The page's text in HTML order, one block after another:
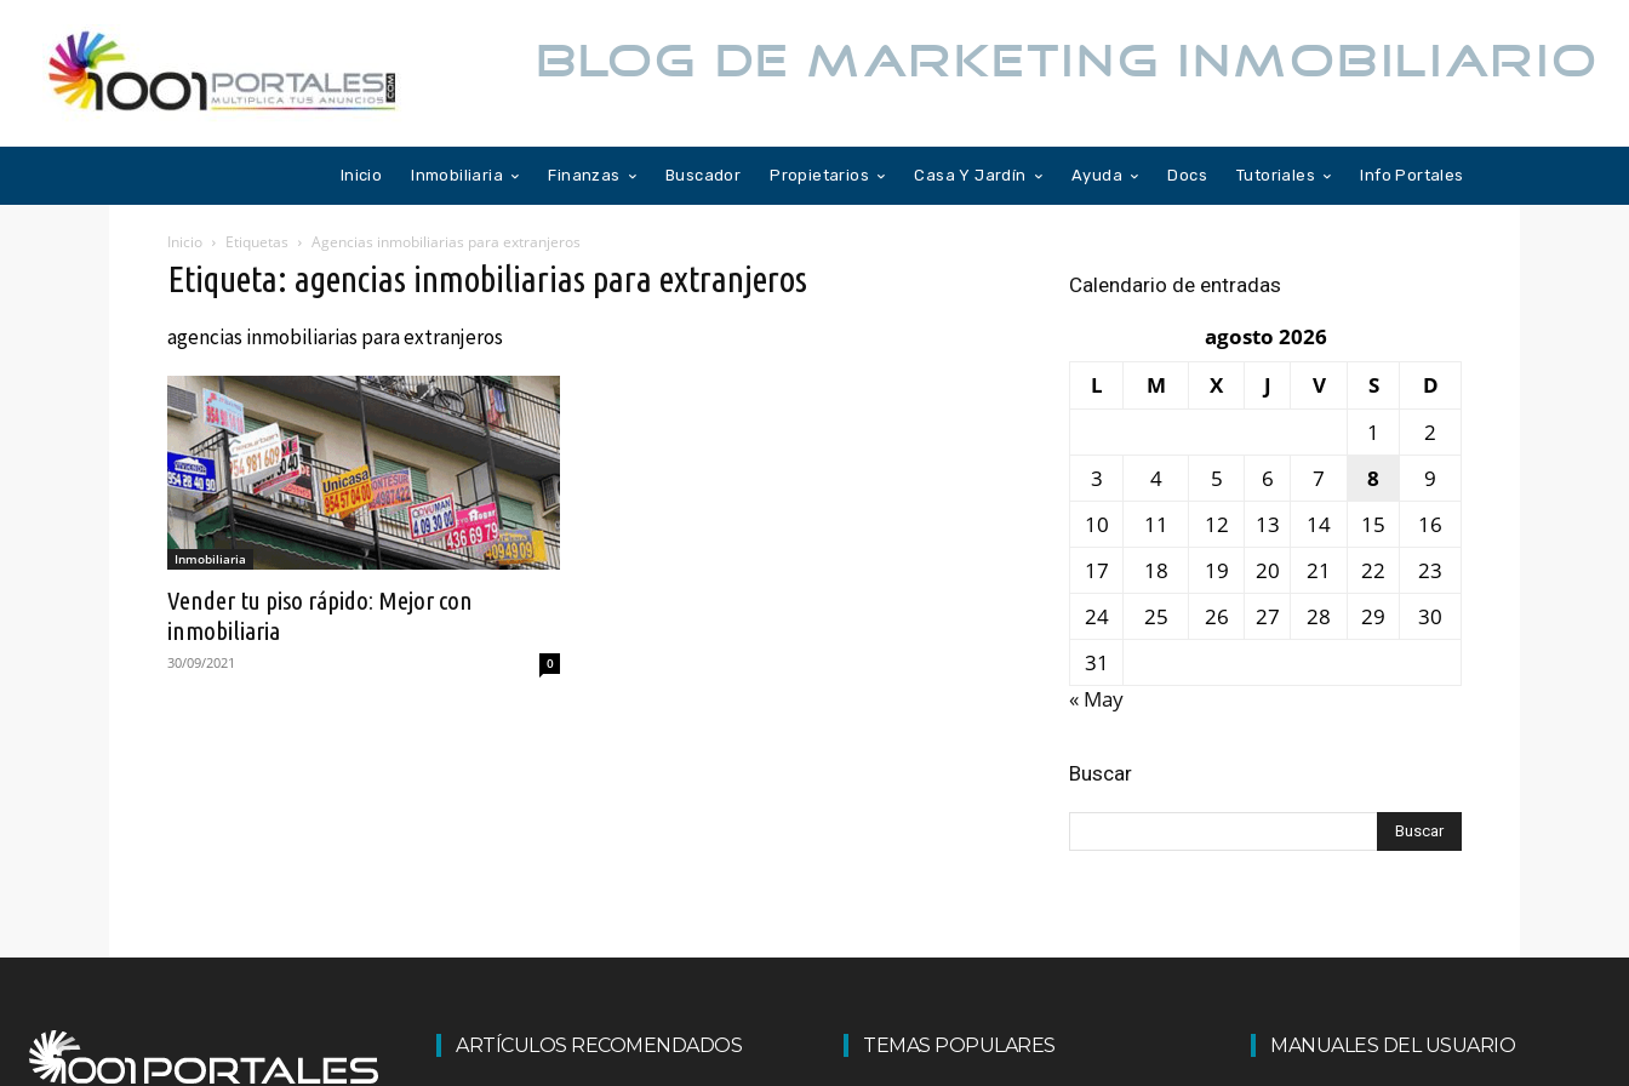
BLOG DE MARKETING INMOBILIARIO
Inicio Inmobiliaria Finanzas Buscador Propietarios Casa Y Jardín Ayuda Docs Tutoriales Info Portales
Inicio Etiquetas Agencias inmobiliarias para extranjeros
Etiqueta: agencias inmobiliarias para extranjeros
agencias inmobiliarias para extranjeros
Inmobiliaria
Vender tu piso rápido: Mejor con
inmobiliaria
30/09/2021 0
Calendario de entradas
agosto 2026
L
M X J V S
D
1
2
3
4 5 6 7 8
9
10
11 12 13 14 15
16
17
18 19 20 21 22
23
24
25 26 27 28 29
30
31
« May
Buscar
ARTÍCULOS RECOMENDADOS TEMAS POPULARES MANUALES DEL USUARIO